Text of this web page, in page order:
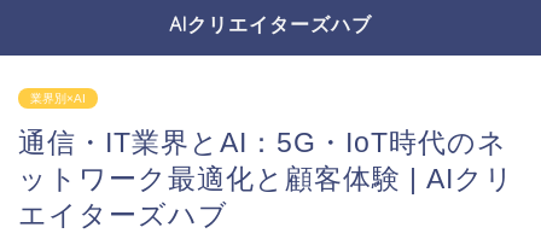
AIクリエイターズハブ
業界別×AI
通信・IT業界とAI：5G・IoT時代のネ
ットワーク最適化と顧客体験 | AIクリ
エイターズハブ